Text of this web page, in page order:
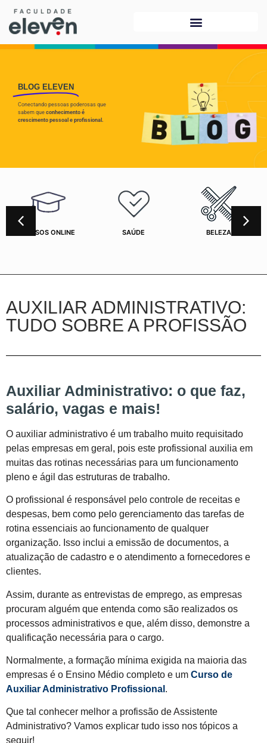
BLOG ELEVEN
Conectando pessoas poderosas que
sabem que conhecimento é
crescimento pessoal e profissional.
CURSOS ONLINE SAÚDE BELEZA
AUXILIAR ADMINISTRATIVO:
TUDO SOBRE A PROFISSÃO
Auxiliar Administrativo: o que faz,
salário, vagas e mais!
O auxiliar administrativo é um trabalho muito requisitado
pelas empresas em geral, pois este profissional auxilia em
muitas das rotinas necessárias para um funcionamento
pleno e ágil das estruturas de trabalho.
O profissional é responsável pelo controle de receitas e
despesas, bem como pelo gerenciamento das tarefas de
rotina essenciais ao funcionamento de qualquer
organização. Isso inclui a emissão de documentos, a
atualização de cadastro e o atendimento a fornecedores e
clientes.
Assim, durante as entrevistas de emprego, as empresas
procuram alguém que entenda como são realizados os
processos administrativos e que, além disso, demonstre a
qualificação necessária para o cargo.
Normalmente, a formação mínima exigida na maioria das
empresas é o Ensino Médio completo e um Curso de
Auxiliar Administrativo Profissional .
Que tal conhecer melhor a profissão de Assistente
Administrativo? Vamos explicar tudo isso nos tópicos a
seguir!